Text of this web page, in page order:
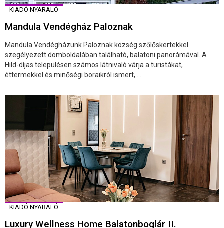
KIADÓ NYARALÓ
Mandula Vendégház Paloznak
Mandula Vendégházunk Paloznak község szőlőskertekkel
szegélyezett domboldalában található, balatoni panorámával. A
Hild-díjas településen számos látnivaló várja a turistákat,
éttermekkel és minőségi boraikról ismert, ...
KIADÓ NYARALÓ
Luxury Wellness Home Balatonboglár II.